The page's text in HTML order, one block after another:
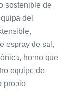
sostenible de
del
espray de sal,
horno que
equipo de
propio